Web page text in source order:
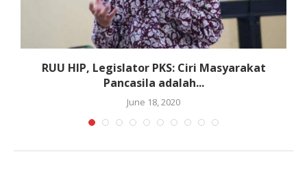
RUU HIP, Legislator PKS: Ciri Masyarakat
Pancasila adalah...
June 18, 2020